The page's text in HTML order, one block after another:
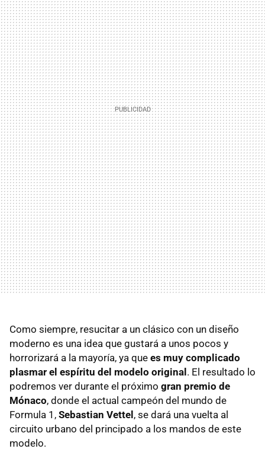
Como siempre, resucitar a un clásico con un diseño
moderno es una idea que gustará a unos pocos y
horrorizará a la mayoría, ya que es muy complicado
plasmar el espíritu del modelo original. El resultado lo
podremos ver durante el próximo gran premio de
Mónaco, donde el actual campeón del mundo de
Formula 1, Sebastian Vettel, se dará una vuelta al
circuito urbano del principado a los mandos de este
modelo.